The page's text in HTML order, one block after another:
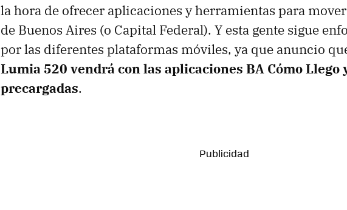
la hora de ofrecer aplicaciones y herramientas para
de Buenos Aires (o Capital Federal). Y esta gente sigue
por las diferentes plataformas móviles, ya que anuncio
Lumia 520 vendrá con las aplicaciones BA Cómo Llego
precargadas.